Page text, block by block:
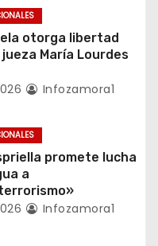
otorga libertad
María Lourdes
Infozamora1
promete lucha
a
Infozamora1